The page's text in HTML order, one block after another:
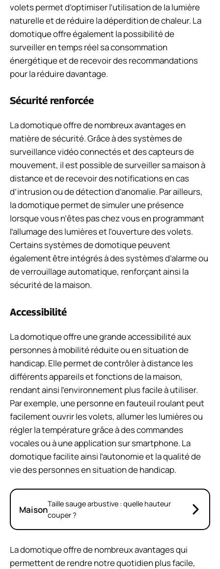
volets permet d’optimiser l’utilisation de la lumière
naturelle et de réduire la déperdition de chaleur. La
domotique offre également la possibilité de
surveiller en temps réel sa consommation
énergétique et de recevoir des recommandations
pour la réduire davantage.
Sécurité renforcée
La domotique offre de nombreux avantages en
matière de sécurité. Grâce à des systèmes de
surveillance vidéo connectés et des capteurs de
mouvement, il est possible de surveiller sa maison à
distance et de recevoir des notifications en cas
d’intrusion ou de détection d’anomalie. Par ailleurs,
la domotique permet de simuler une présence
lorsque vous n’êtes pas chez vous en programmant
l’allumage des lumières et l’ouverture des volets.
Certains systèmes de domotique peuvent
également être intégrés à des systèmes d’alarme ou
de verrouillage automatique, renforçant ainsi la
sécurité de la maison.
Accessibilité
La domotique offre une grande accessibilité aux
personnes à mobilité réduite ou en situation de
handicap. Elle permet de contrôler à distance les
différents appareils et fonctions de la maison,
rendant ainsi l’environnement plus facile à utiliser.
Par exemple, une personne en fauteuil roulant peut
facilement ouvrir les volets, allumer les lumières ou
régler la température grâce à des commandes
vocales ou à une application sur smartphone. La
domotique facilite ainsi l’autonomie et la qualité de
vie des personnes en situation de handicap.
MaisonTaille sauge arbustive : quelle hauteur
couper ?
La domotique offre de nombreux avantages qui
permettent de rendre notre quotidien plus facile,